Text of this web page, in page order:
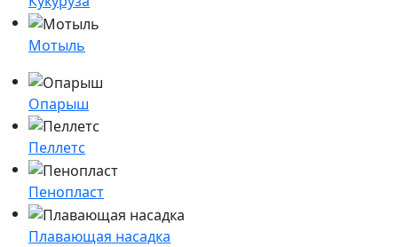
Мотыль
Опарыш
Пеллетс
Пенопласт
Плавающая насадка